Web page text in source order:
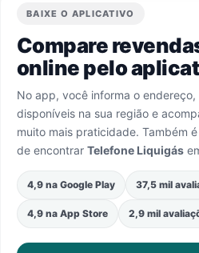
BAIXE O APLICATIVO
Compare
online pelo
No app, você informa o
disponíveis na sua região e
muito mais praticidade. Também
de encontrar Telefone Liquigás
4,9 na Google Play 37,5 mil
4,9 na App Store 2,9 mil